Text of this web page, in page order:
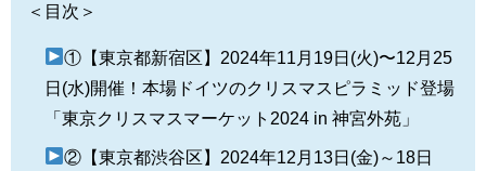
＜目次＞
①【東京都新宿区】2024年11月19日(火)〜12月25
日(水)開催！本場ドイツのクリスマスピラミッド登場
「東京クリスマスマーケット2024 in 神宮外苑」
②【東京都渋谷区】2024年12月13日(金)～18日